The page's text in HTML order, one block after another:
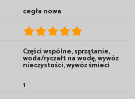
cegła nowa
Części wspólne, sprzątanie,
woda/ryczałt na wodę, wywóz
nieczystości, wywóz śmieci
1